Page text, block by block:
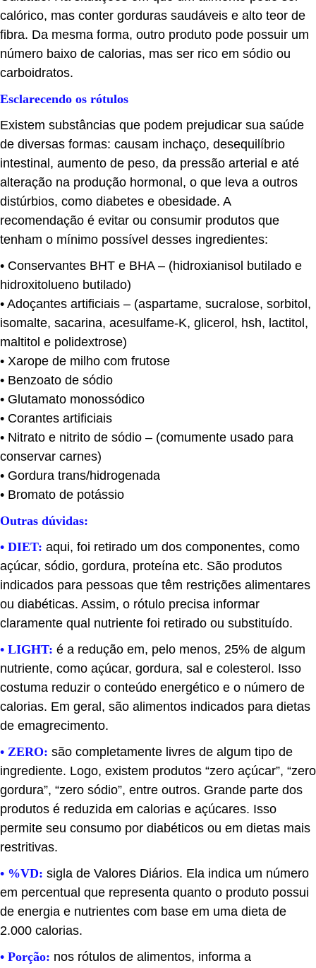
calórico, mas conter gorduras saudáveis e alto teor de
fibra. Da mesma forma, outro produto pode possuir um
número baixo de calorias, mas ser rico em sódio ou
carboidratos.
Esclarecendo os rótulos
Existem substâncias que podem prejudicar sua saúde
de diversas formas: causam inchaço, desequilíbrio
intestinal, aumento de peso, da pressão arterial e até
alteração na produção hormonal, o que leva a outros
distúrbios, como diabetes e obesidade. A
recomendação é evitar ou consumir produtos que
tenham o mínimo possível desses ingredientes:
• Conservantes BHT e BHA – (hidroxianisol butilado e
hidroxitolueno butilado)
• Adoçantes artificiais – (aspartame, sucralose, sorbitol,
isomalte, sacarina, acesulfame-K, glicerol, hsh, lactitol,
maltitol e polidextrose)
• Xarope de milho com frutose
• Benzoato de sódio
• Glutamato monossódico
• Corantes artificiais
• Nitrato e nitrito de sódio – (comumente usado para
conservar carnes)
• Gordura trans/hidrogenada
• Bromato de potássio
Outras dúvidas:
• DIET: aqui, foi retirado um dos componentes, como
açúcar, sódio, gordura, proteína etc. São produtos
indicados para pessoas que têm restrições alimentares
ou diabéticas. Assim, o rótulo precisa informar
claramente qual nutriente foi retirado ou substituído.
• LIGHT: é a redução em, pelo menos, 25% de algum
nutriente, como açúcar, gordura, sal e colesterol. Isso
costuma reduzir o conteúdo energético e o número de
calorias. Em geral, são alimentos indicados para dietas
de emagrecimento.
• ZERO: são completamente livres de algum tipo de
ingrediente. Logo, existem produtos “zero açúcar”, “zero
gordura”, “zero sódio”, entre outros. Grande parte dos
produtos é reduzida em calorias e açúcares. Isso
permite seu consumo por diabéticos ou em dietas mais
restritivas.
• %VD: sigla de Valores Diários. Ela indica um número
em percentual que representa quanto o produto possui
de energia e nutrientes com base em uma dieta de
2.000 calorias.
• Porção: nos rótulos de alimentos, informa a